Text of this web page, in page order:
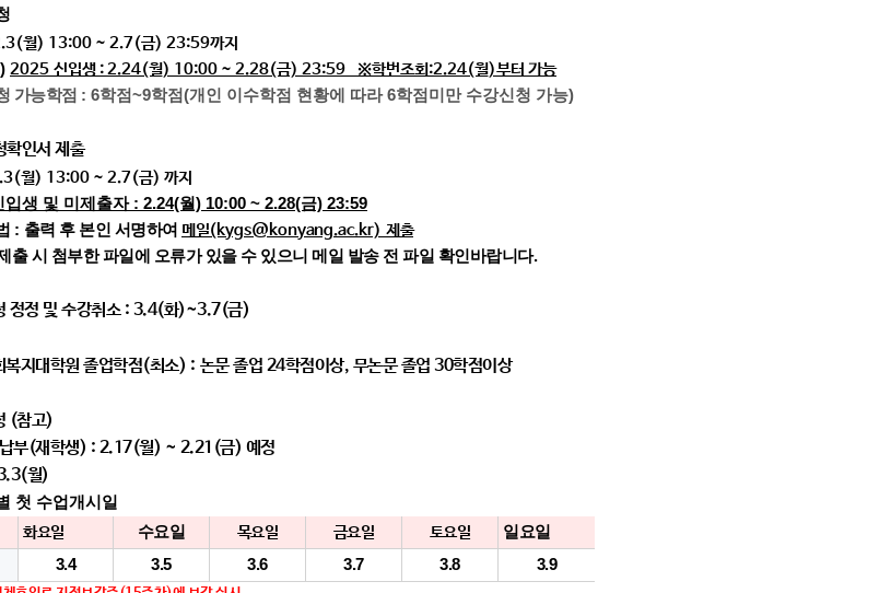
월) 13:00 ~ 2.7(금) 23:59까지
2025 신입생 : 2.24(월) 10:00 ~ 2.28(금) 23:59 ※학번조회:2.24(월)부터 가능
가능학점 : 6학점~9학점(개인 이수학점 현황에 따라 6학점미만 수강신청 가능)
확인서 제출
월) 13:00 ~ 2.7(금) 까지
입생 및 미제출자 : 2.24(월) 10:00 ~ 2.28(금) 23:59
: 출력 후 본인 서명하여 메일(kygs@konyang.ac.kr) 제출
출 시 첨부한 파일에 오류가 있을 수 있으니 메일 발송 전 파일 확인바랍니다.
정정 및 수강취소 : 3.4(화)~3.7(금)
복지대학원 졸업학점(최소) : 논문 졸업 24학점이상, 무논문 졸업 30학점이상
(참고)
부(재학생) : 2.17(월) ~ 2.21(금) 예정
월)
첫 수업개시일
화요일 수요일 목요일 금요일 토요일
일요일
3.4 3.5 3.6 3.7 3.8 3.9